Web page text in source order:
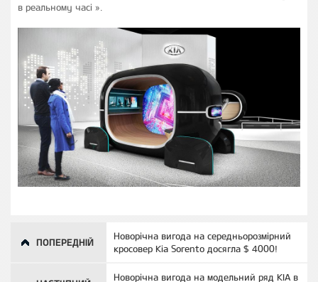
в реальному часі ».
ПОПЕРЕДНІЙ
Новорічна вигода на середньорозмірний
кросовер Kia Sorento досягла $ 4000!
Новорічна вигода на модельний ряд KIA в